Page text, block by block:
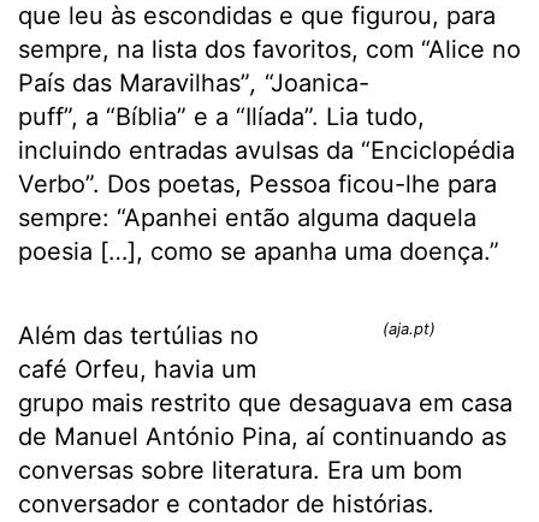
que leu às escondidas e que figurou, para
sempre, na lista dos favoritos, com “Alice no
País das Maravilhas”, “Joanica-
puff”, a “Bíblia” e a “Ilíada”. Lia tudo,
incluindo entradas avulsas da “Enciclopédia
Verbo”. Dos poetas, Pessoa ficou-lhe para
sempre: “Apanhei então alguma daquela
poesia […], como se apanha uma doença.”
(aja.pt)
Além das tertúlias no
café Orfeu, havia um
grupo mais restrito que desaguava em casa
de Manuel António Pina, aí continuando as
conversas sobre literatura. Era um bom
conversador e contador de histórias.